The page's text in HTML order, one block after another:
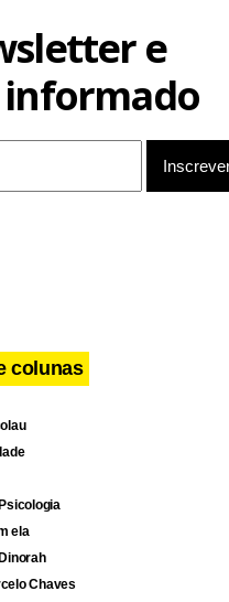
e
informado
colunas
ela
Chaves